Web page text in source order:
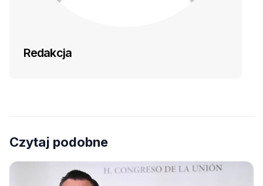
Redakcja
Czytaj podobne